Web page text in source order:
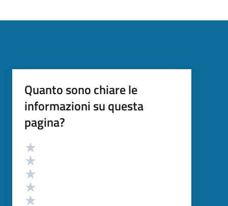
Quanto sono chiare le
informazioni su questa
pagina?
Valutazione